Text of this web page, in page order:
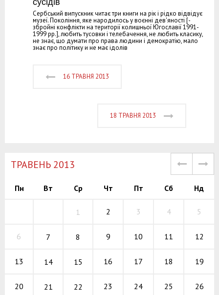
сусідів
Сербський випускник читає три книги на рік і рідко відвідує
музеї. Покоління, яке народилось у воєнні дев'яності [-
збройні конфлікти на території колишньої Югославії 1991-
1999 рр.], любить тусовки і телебачення, не любить класику,
не знає, що думати про права людини і демократію, мало
знає про політику и не має ідолів
16 ТРАВНЯ 2013
18 ТРАВНЯ 2013
TРАВЕНЬ 2013
Пн Вт Ср Чт Пт Сб Нд
1 2 3 4 5
6 7 8 9 10 11 12
13 14 15 16 17 18 19
20 21 22 23 24 25 26